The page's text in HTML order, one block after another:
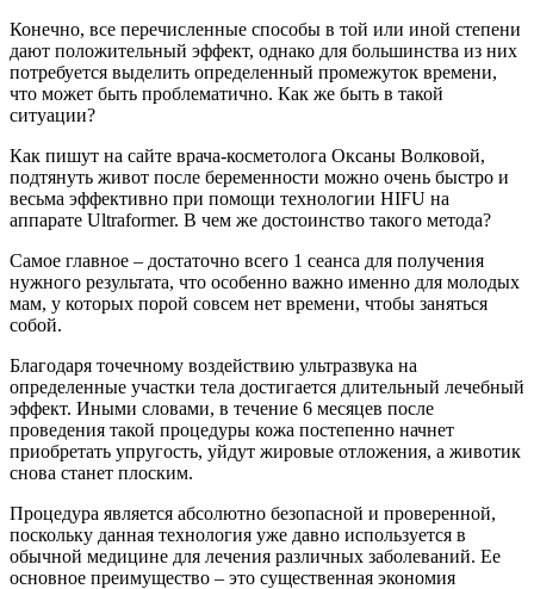
Конечно, все перечисленные способы в той или иной степени
дают положительный эффект, однако для большинства из них
потребуется выделить определенный промежуток времени,
что может быть проблематично. Как же быть в такой
ситуации?
Как пишут на сайте врача-косметолога Оксаны Волковой,
подтянуть живот после беременности можно очень быстро и
весьма эффективно при помощи технологии HIFU на
аппарате Ultraformer. В чем же достоинство такого метода?
Самое главное – достаточно всего 1 сеанса для получения
нужного результата, что особенно важно именно для молодых
мам, у которых порой совсем нет времени, чтобы заняться
собой.
Благодаря точечному воздействию ультразвука на
определенные участки тела достигается длительный лечебный
эффект. Иными словами, в течение 6 месяцев после
проведения такой процедуры кожа постепенно начнет
приобретать упругость, уйдут жировые отложения, а животик
снова станет плоским.
Процедура является абсолютно безопасной и проверенной,
поскольку данная технология уже давно используется в
обычной медицине для лечения различных заболеваний. Ее
основное преимущество – это существенная экономия